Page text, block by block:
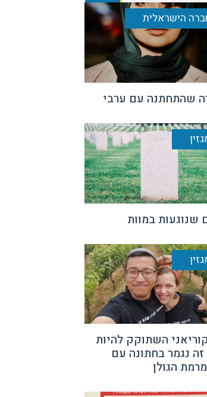
הישראלית
שהתחתנה עם ערבי
שנוגעות במוות
השתוקק להיות
זה נגמר בחתונה עם
הגולן